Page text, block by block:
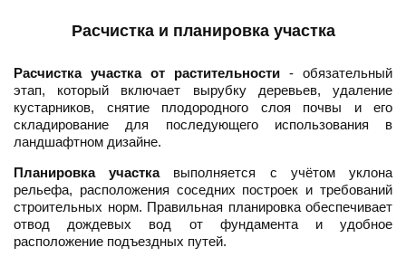
Расчистка и планировка участка
Расчистка участка от растительности - обязательный
этап, который включает вырубку деревьев, удаление
кустарников, снятие плодородного слоя почвы и его
складирование для последующего использования в
ландшафтном дизайне.
Планировка участкавыполняется с учётом уклона
рельефа, расположения соседних построек и требований
строительных норм. Правильная планировка обеспечивает
отвод дождевых вод от фундамента и удобное
расположение подъездных путей.